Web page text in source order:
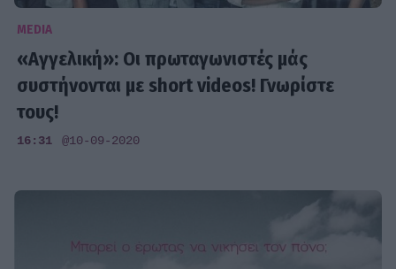
MEDIA
«Αγγελική»: Οι πρωταγωνιστές μάς
συστήνονται με short videos! Γνωρίστε
τους!
16:31 @10-09-2020